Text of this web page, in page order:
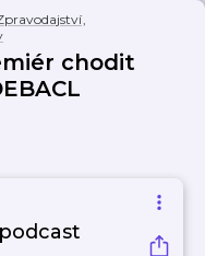
,
chodit